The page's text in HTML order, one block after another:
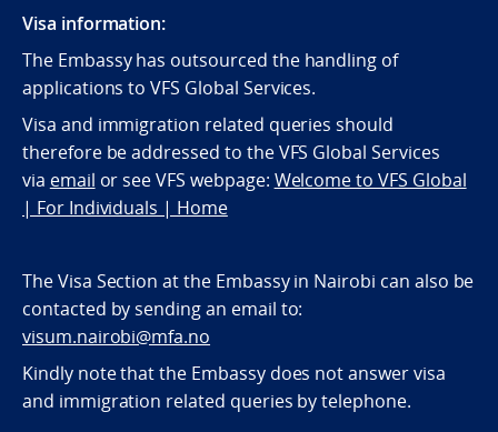
Visa information:
The Embassy has outsourced the handling of
applications to VFS Global Services.
Visa and immigration related queries should
therefore be addressed to the VFS Global Services
via email or see VFS webpage: Welcome to VFS Global
| For Individuals | Home
The Visa Section at the Embassy in Nairobi can also be
contacted by sending an email to:
visum.nairobi@mfa.no
Kindly note that the Embassy does not answer visa
and immigration related queries by telephone.